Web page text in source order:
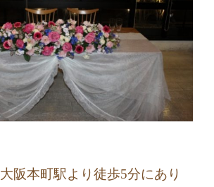
阪本町駅より徒歩5分にあり